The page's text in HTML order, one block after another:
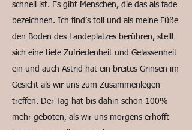
schnell ist. Es gibt Menschen, die das als fade
bezeichnen. Ich find’s toll und als meine Füße
den Boden des Landeplatzes berühren, stellt
sich eine tiefe Zufriedenheit und Gelassenheit
ein und auch Astrid hat ein breites Grinsen im
Gesicht als wir uns zum Zusammenlegen
treffen. Der Tag hat bis dahin schon 100%
mehr geboten, als wir uns morgens erhofft